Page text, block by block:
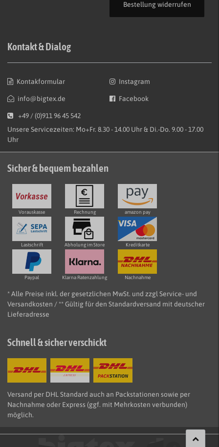
Bestellung widerrufen
Kontakt & Dialog
Kontakformular
info@bigtex.de
Instagram
Facebook
+49 / (0)911 96 45 542
Unsere Servicezeiten: Mo+Fr. 8.30 - 14.00 Uhr & Di.-Do. 9.00 - 17.00
Uhr
Sicher & bequem bezahlen
Vorauskasse Rechnung amazon pay
Lastschrift Abholung im Store Kreditkarte
Paypal Klarna Ratenzahlung Nachnahme
* Alle Preise inkl. der gesetzlichen MwSt. und zzgl Service- und
Versandkosten / ** Gültig für den Standardversand mit deutscher
Lieferadresse
Schnell & sicher verschickt
Versand per DHL Standard auch an Packstationen sowie per
Nachnahme oder Express (ggf. mit Mehrkosten verbunden)
möglich.